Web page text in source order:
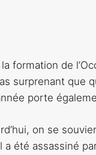
formation de
surprenant
porte
on se
été assassiné